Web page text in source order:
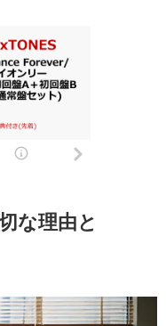
な理由と